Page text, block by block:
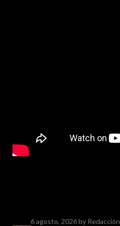
6 agosto, 2026by Redacción